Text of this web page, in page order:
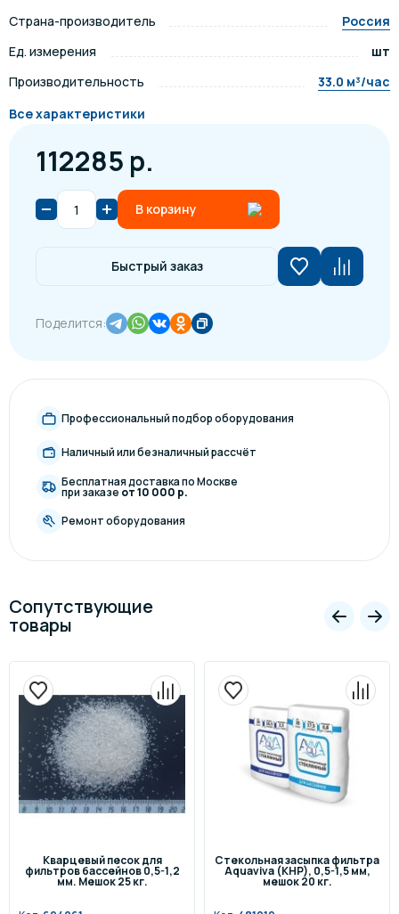
Страна-производитель
Россия
Ед. измерения
шт
Производительность
33.0 м³/час
Все характеристики
112285 р.
В корзину
Быстрый заказ
Поделится:
Профессиональный подбор оборудования
Наличный или безналичный рассчёт
Бесплатная доставка по Москве
при заказе от 10 000 р.
Ремонт оборудования
Сопутствующие
товары
Кварцевый песок для
фильтров бассейнов 0,5-1,2
мм. Мешок 25 кг.
Стекольная засыпка фильтра
Aquaviva (КНР), 0,5-1,5 мм,
мешок 20 кг.